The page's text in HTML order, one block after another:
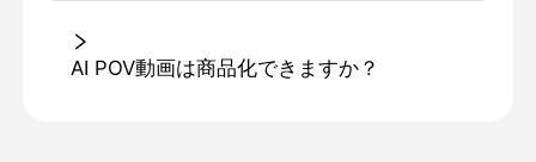
AI POV動画は商品化できますか？